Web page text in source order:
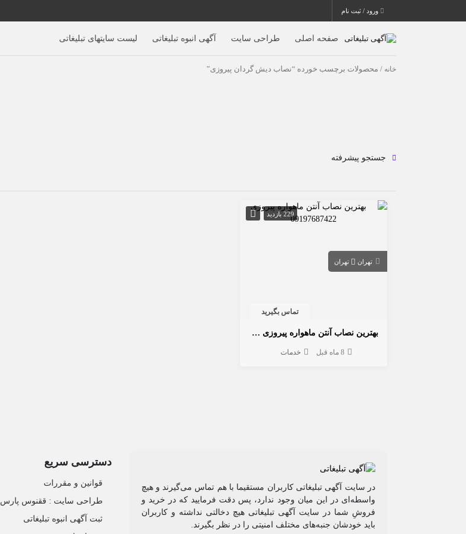
ورود / ثبت نام
صفحه اصلی طراحی سایت آگهی انبوه تبلیغاتی لیست سایتهای تبلیغاتی
خانه / محصولات برچسب خورده “نصاب دیش گردان پیروزی”
جستجو پیشرفته
229 بازدید
تهران تهران
تماس بگیرید
بهترین نصاب آنتن ماهواره پیروزی 09197687422
8 ماه قبل خدمات
در سایت آگهی تبلیغاتی کاربران مستقیما با هم تماس می‌گیرند و هیچ
واسطه‌ای در این میان وجود ندارد، پس دقت فرمایید که در خرید و
فروشِ شما در سایت آگهی تبلیغاتی هیچ دخالتی نداشته و کاربران
باید خودشان جنبه‌های مختلف امنیتی را در نظر بگیرند.
دسترسی سریع
قوانین و مقررات
طراحی سایت : ققنوس پارس
ثبت آگهی انبوه تبلیغاتی